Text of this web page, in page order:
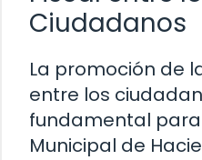
Ciudadanos
La promoción de
entre los
fundamental
Municipal de